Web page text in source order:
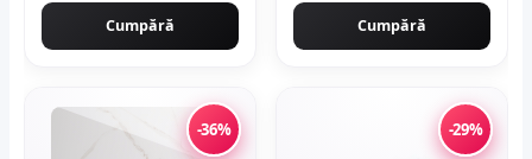
Cumpără Cumpără
-36% -29%